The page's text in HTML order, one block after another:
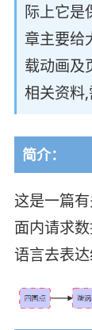
际上它是
章主要给
载动画及
相关资料
简介：
这是一篇
面内请求
语言去表达